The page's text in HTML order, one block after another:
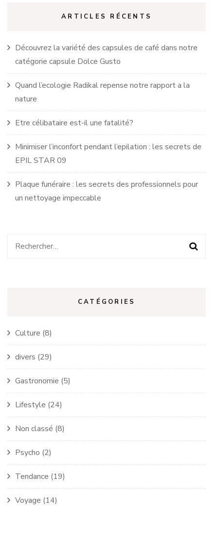
ARTICLES RÉCENTS
Découvrez la variété des capsules de café dans notre
catégorie capsule Dolce Gusto
Quand l’ecologie Radikal repense notre rapport a la
nature
Etre célibataire est-il une fatalité?
Minimiser l’inconfort pendant l’epilation : les secrets de
EPIL STAR 09
Plaque funéraire : les secrets des professionnels pour
un nettoyage impeccable
Rechercher :
CATÉGORIES
Culture (8)
divers (29)
Gastronomie (5)
Lifestyle (24)
Non classé (8)
Psycho (2)
Tendance (19)
Voyage (14)